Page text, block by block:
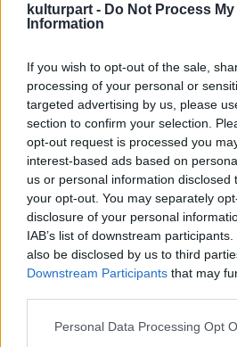
kulturpart - Do Not Process My
Information
If you wish to opt-out of the sale,
processing of your personal or
targeted advertising by us, please
section to confirm your selection.
opt-out request is processed you
interest-based ads based on
us or personal information disclosed
your opt-out. You may separately
disclosure of your personal
IAB’s list of downstream
also be disclosed by us to third
Downstream Participants that may
Please note that this website/app
Personal Data Processing Opt
Zene Könnyűzene Mozgópart